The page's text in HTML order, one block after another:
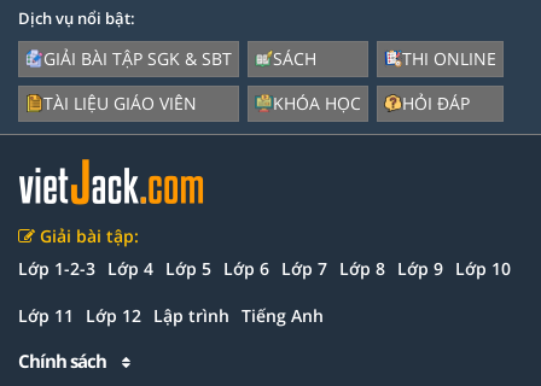
Dịch vụ nổi bật:
GIẢI BÀI TẬP SGK & SBT
TÀI LIỆU GIÁO VIÊN
SÁCH
KHÓA HỌC
THI ONLINE
HỎI ĐÁP
Giải bài tập:
Lớp 1-2-3 Lớp 4 Lớp 5 Lớp 6 Lớp 7 Lớp 8 Lớp 9 Lớp 10
Lớp 11 Lớp 12 Lập trình Tiếng Anh
Chính sách